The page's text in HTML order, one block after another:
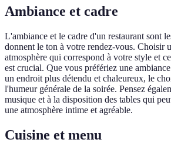
Ambiance et cadre
L'ambiance et le cadre d'un restaurant sont
donnent le ton à votre rendez-vous. Choisir
atmosphère qui correspond à votre style et
est crucial. Que vous préfériez une
un endroit plus détendu et chaleureux, le
l'humeur générale de la soirée. Pensez
musique et à la disposition des tables qui
une atmosphère intime et agréable.
Cuisine et menu